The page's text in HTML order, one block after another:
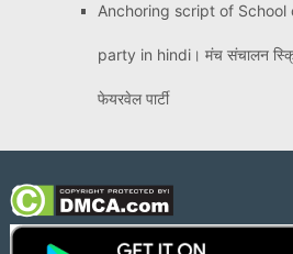
Anchoring script of School
party in hindi। मंच संचालन
फेयरवेल पार्टी